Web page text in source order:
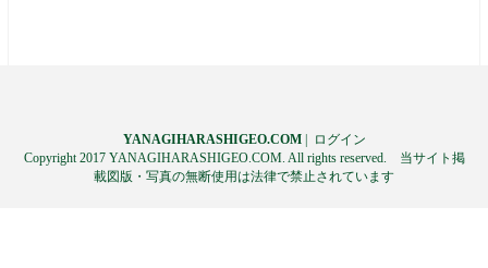
YANAGIHARASHIGEO.COM|
ログイン
Copyright 2017 YANAGIHARASHIGEO.COM. All rights reserved. 当サイト掲
載図版・写真の無断使用は法律で禁止されています